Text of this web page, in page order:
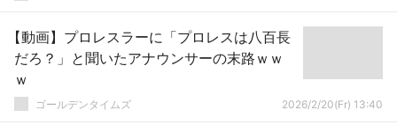
【動画】プロレスラーに「プロレスは八百長
だろ？」と聞いたアナウンサーの末路ｗｗ
ｗ
ゴールデンタイムズ 2026/2/20(Fr) 13:40